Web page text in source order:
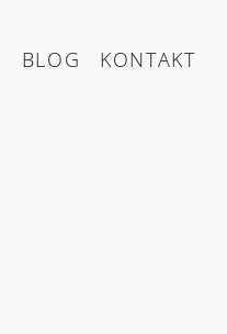
BLOG KONTAKT